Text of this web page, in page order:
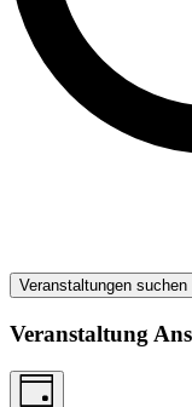
Veranstaltungen suchen
Veranstaltung